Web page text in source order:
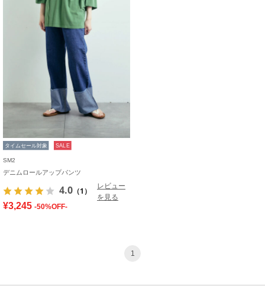
タイムセール対象 SALE
SM2
デニムロールアップパンツ
4.0 （1）
レビュー
を見る
¥3,245 -50%OFF-
1